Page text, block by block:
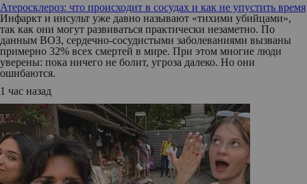
Атеросклероз: что происходит в сосудах и как не упустить время
Инфаркт и инсульт уже давно называют «тихими убийцами»,
так как они могут развиваться практически незаметно. По
данным ВОЗ, сердечно-сосудистыми заболеваниями вызваны
примерно 32% всех смертей в мире. При этом многие люди
уверены: пока ничего не болит, угроза далеко. Но они
ошибаются.
1 час назад